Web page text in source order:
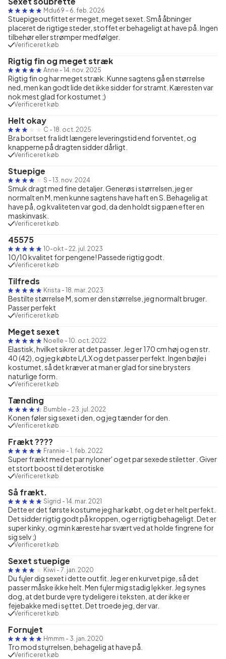
Mdu69 - 6. feb. 2026
Stuepigeoutfittet er meget, meget sexet. Små åbninger
placeret de rigtige steder, stoffet er behageligt at have på. Ingen
tilbehør eller strømper medfølger.
Verificeret køb
Rigtig fin og meget stræk
Anne - 14. nov. 2025
Rigtig fin og har meget stræk. Kunne sagtens gå en størrelse
ned, men kan godt lide det ikke sidder for stramt. Kæresten var
nok mest glad for kostumet ;)
Verificeret køb
Helt okay
C - 18. oct. 2025
Bra bortset fra lidt længere leveringstid end forventet, og
knapperne på dragten sidder dårligt.
Verificeret køb
Stuepige
S - 13. nov. 2024
Smuk dragt med fine detaljer. Generøs i størrelsen, jeg er
normalt en M, men kunne sagtens have haft en S. Behagelig at
have på, og kvaliteten var god, da den holdt sig pæn efter en
maskinvask.
Verificeret køb
45575
10-okt - 22. jul. 2023
10/10 kvalitet for pengene! Passede rigtig godt.
Verificeret køb
Tilfreds
Krista - 18. mar. 2023
Bestilte størrelse M, som er den størrelse, jeg normalt bruger.
Passer perfekt
Verificeret køb
Meget sexet
Noelle - 10. oct. 2022
Elastisk, hvilket sikrer at det passer. Jeg er 170 cm høj og en str.
40 (42), og jeg købte L/LX og det passer perfekt. Ingen bøjle i
kostumet, så det kræver at man er glad for sine brysters
naturlige form.
Verificeret køb
Tænding
Bumble - 23. jul. 2022
Konen føler sig sexet i den, og jeg tænder for den.
Verificeret køb
Frækt ????
Frannie - 1. feb. 2022
Super frækt med et par nyloner' og et par sexede stiletter . Giver
et stort boost til det erotiske
Verificeret køb
Så frækt.
Sigrid - 14. mar. 2021
Dette er det første kostume jeg har købt, og det er helt perfekt.
Det sidder rigtig godt på kroppen, og er rigtig behageligt. Det er
super kinky, og min kæreste har svært ved at holde fingrene for
sig selv ;)
Verificeret køb
Sexet stuepige
Kiwi - 7. jan. 2020
Du fųler dig sexet i dette outfit. Jeg er en kurvet pige, så det
passer måske ikke helt. Men fųler mig stadig lękker. Jeg synes
dog, at det burde vęre tydeligere i teksten, at der ikke er
fejebakke med i sęttet. Det troede jeg, der var.
Verificeret køb
Fornųjet
Hmmm - 3. jan. 2020
Tro mod stųrrelsen, behagelig at have på.
Verificeret køb